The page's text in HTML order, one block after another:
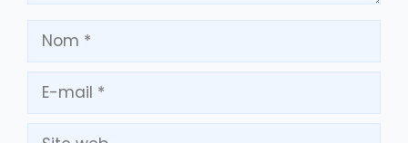
Nom
mail
Site